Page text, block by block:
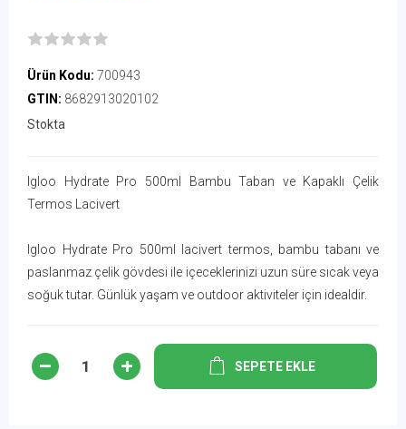
Ürün Kodu: 700943
GTIN: 8682913020102
Stokta
Igloo Hydrate Pro 500ml Bambu Taban ve Kapaklı Çelik
Termos Lacivert
Igloo Hydrate Pro 500ml lacivert termos, bambu tabanı ve
paslanmaz çelik gövdesi ile içeceklerinizi uzun süre sıcak veya
soğuk tutar. Günlük yaşam ve outdoor aktiviteler için idealdir.
SEPETE EKLE